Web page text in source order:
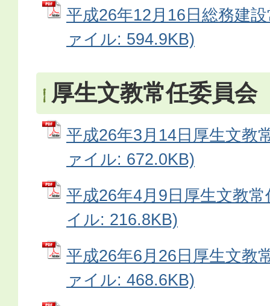
平成26年12月16日総務建
ァイル: 594.9KB)
厚生文教常任委員会
平成26年3月14日厚生文教
ァイル: 672.0KB)
平成26年4月9日厚生文教
イル: 216.8KB)
平成26年6月26日厚生文教
ァイル: 468.6KB)